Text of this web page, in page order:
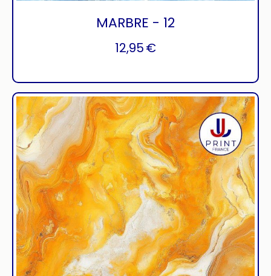
MARBRE - 12
12,95€